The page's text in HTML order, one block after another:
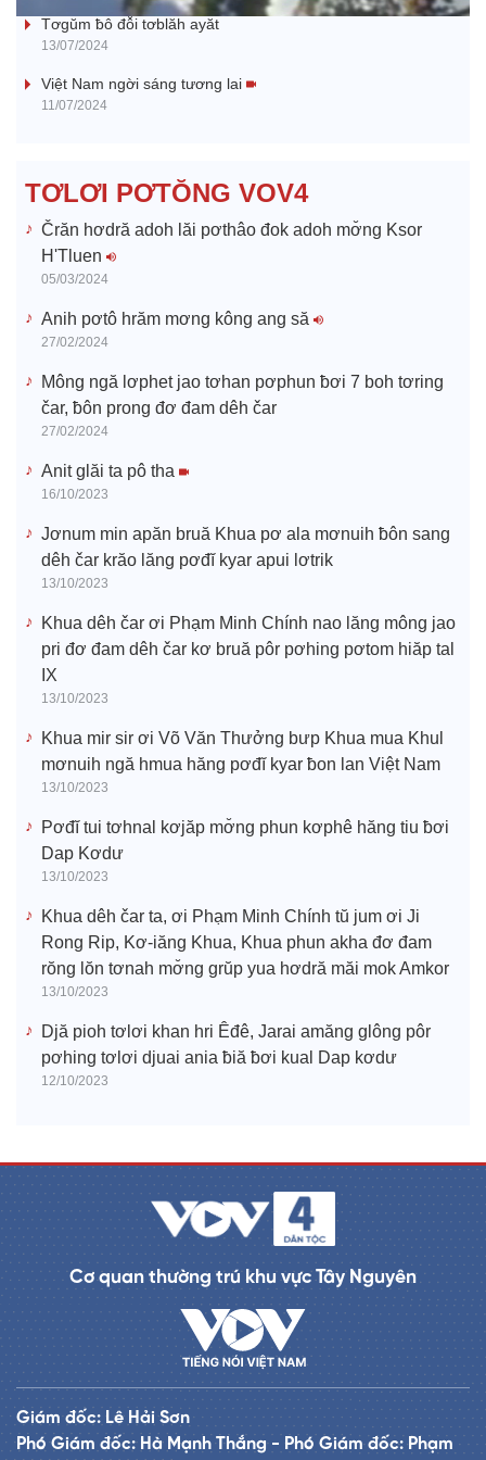
y
e
Tơgŭm ƀô đô̆i tơblăh ayăt
13/07/2024
Việt Nam ngời sáng tương lai
11/07/2024
TƠLƠI PƠTŎNG VOV4
Črăn hơdră adoh lăi pơthâo đok adoh mơ̆ng Ksor
H'Tluen
05/03/2024
Anih pơtô hrăm mơng kông ang să
27/02/2024
Mông ngă lơphet jao tơhan pơphun ƀơi 7 boh tơring
čar, ƀôn prong đơ đam dêh čar
27/02/2024
Anit glăi ta pô tha
16/10/2023
Jơnum min apăn bruă Khua pơ ala mơnuih ƀôn sang
dêh čar krăo lăng pơđĭ kyar apui lơtrik
13/10/2023
Khua dêh čar ơi Phạm Minh Chính nao lăng mông jao
pri đơ đam dêh čar kơ bruă pôr pơhing pơtom hiăp tal
IX
13/10/2023
Khua mir sir ơi Võ Văn Thưởng bưp Khua mua Khul
mơnuih ngă hmua hăng pơđĭ kyar ƀon lan Việt Nam
13/10/2023
Pơđĭ tui tơhnal kơjăp mơ̆ng phun kơphê hăng tiu ƀơi
Dap Kơdư
13/10/2023
Khua dêh čar ta, ơi Phạm Minh Chính tŭ jum ơi Ji
Rong Rip, Kơ-iăng Khua, Khua phun akha đơ đam
rŏng lŏn tơnah mơ̆ng grŭp yua hơdră măi mok Amkor
13/10/2023
Djă pioh tơlơi khan hri Êđê, Jarai amăng glông pôr
pơhing tơlơi djuai ania ƀiă ƀơi kual Dap kơdư
12/10/2023
Cơ quan thường trú khu vực Tây Nguyên
Giám đốc: Lê Hải Sơn
Phó Giám đốc: Hà Mạnh Thắng - Phó Giám đốc: Phạm